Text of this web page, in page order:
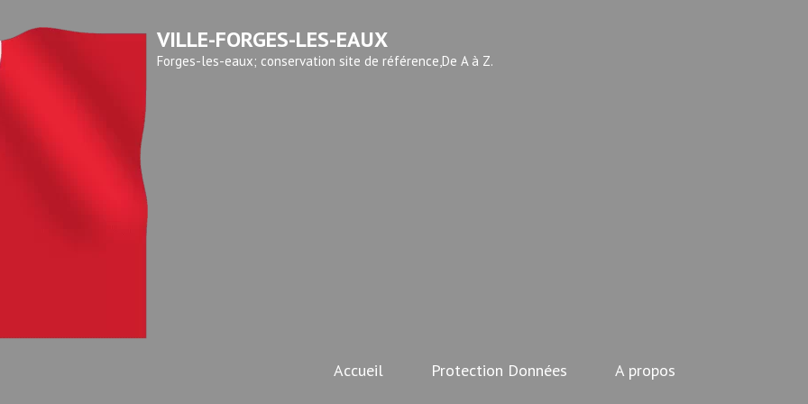
VILLE-FORGES-LES-EAUX
Forges-les-eaux; conservation site de référence,De A à Z.
Accueil Protection Données A propos